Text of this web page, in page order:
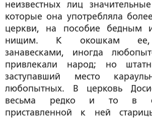
неизвестных лиц
которые она употребляла
церкви, на пособие бедным
нищим. К окошкам ее,
занавесками, иногда
привлекали народ; но
заступавший место
любопытных. В церковь
весьма редко и то в
приставленной к ней